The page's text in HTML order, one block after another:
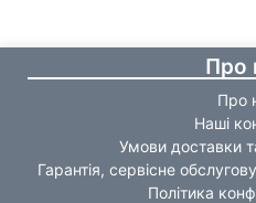
Про
Про
Наші
Умови доставки
Гарантія, сервісне
Політика